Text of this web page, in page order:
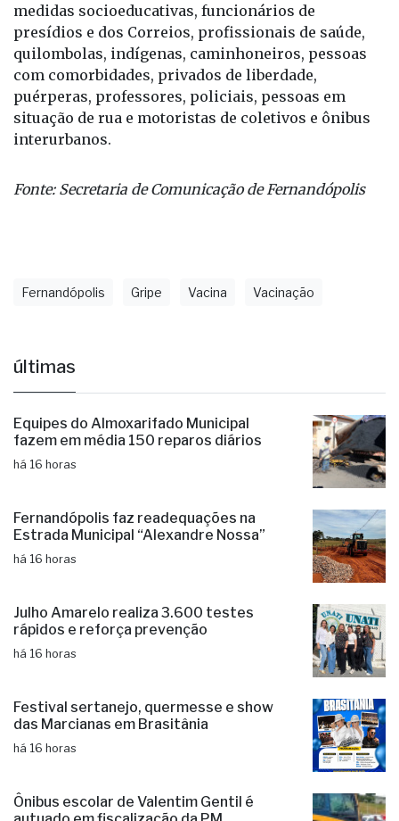
medidas socioeducativas, funcionários de
presídios e dos Correios, profissionais de saúde,
quilombolas, indígenas, caminhoneiros, pessoas
com comorbidades, privados de liberdade,
puérperas, professores, policiais, pessoas em
situação de rua e motoristas de coletivos e ônibus
interurbanos.
Fonte: Secretaria de Comunicação de Fernandópolis
Fernandópolis Gripe Vacina Vacinação
últimas
Equipes do Almoxarifado Municipal
fazem em média 150 reparos diários
há 16 horas
Fernandópolis faz readequações na
Estrada Municipal “Alexandre Nossa”
há 16 horas
Julho Amarelo realiza 3.600 testes
rápidos e reforça prevenção
há 16 horas
Festival sertanejo, quermesse e show
das Marcianas em Brasitânia
há 16 horas
Ônibus escolar de Valentim Gentil é